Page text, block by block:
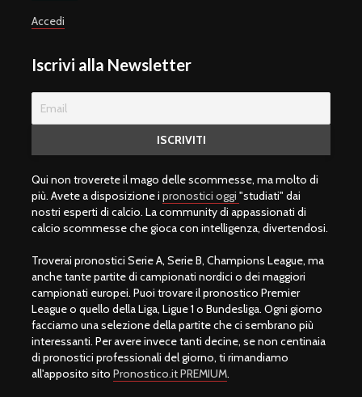
Accedi
Iscrivi alla Newsletter
Qui non troverete il mago delle scommesse, ma molto di
più. Avete a disposizione i pronostici oggi "studiati" dai
nostri esperti di calcio. La community di appassionati di
calcio scommesse che gioca con intelligenza, divertendosi.
Troverai pronostici Serie A, Serie B, Champions League, ma
anche tante partite di campionati nordici o dei maggiori
campionati europei. Puoi trovare il pronostico Premier
League o quello della Liga, Ligue 1 o Bundesliga. Ogni giorno
facciamo una selezione della partite che ci sembrano più
interessanti. Per avere invece tanti decine, se non centinaia
di pronostici professionali del giorno, ti rimandiamo
all'apposito sito Pronostico.it PREMIUM.